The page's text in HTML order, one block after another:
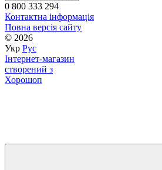
0 800 333 294
Контактна інформація
Повна версія сайту
© 2026
Укр Рус
Інтернет-магазин
створений з
Хорошоп